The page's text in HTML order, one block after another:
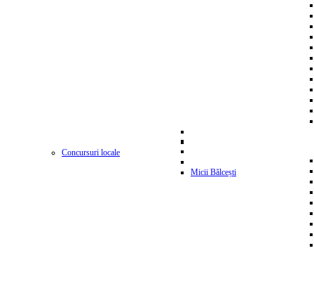
Concursuri locale
Micii Bălcești